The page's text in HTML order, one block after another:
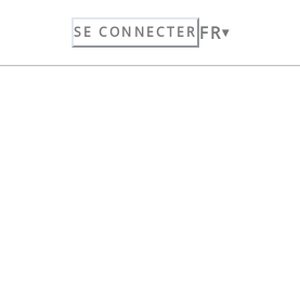
SE CONNECTER FR